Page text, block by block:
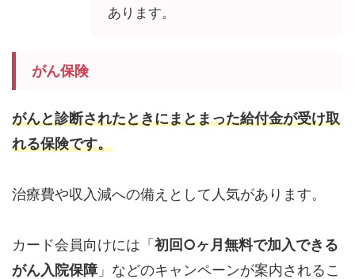
あります。
がん保険
がんと診断されたときにまとまった給付金が受け取
れる保険です。
治療費や収入減への備えとして人気があります。
カード会員向けには「 初回○ヶ月無料で加入できる
がん入院保障」などのキャンペーンが案内されるこ